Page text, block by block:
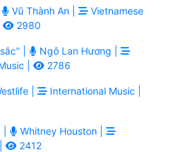
Vũ Thành An |
Vietnamese
2980
|
Ngô Lan Hương |
|
2786
|
International Music |
Whitney Houston |
2412